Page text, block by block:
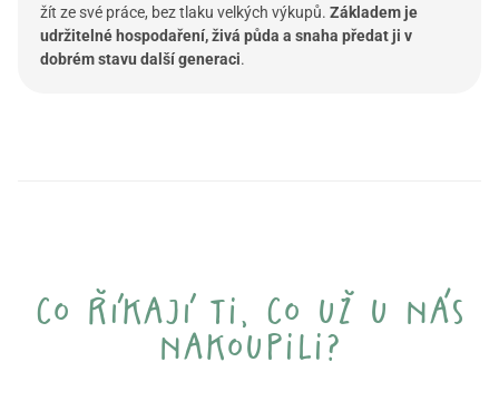
žít ze své práce, bez tlaku velkých výkupů. Základem je
udržitelné hospodaření, živá půda a snaha předat ji v
dobrém stavu další generaci.
co říkají ti, co už u nás
nakoupili?